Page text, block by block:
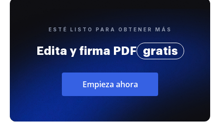
ESTÉ LISTO PARA OBTENER MÁS
Edita y firma PDF gratis
Empieza ahora